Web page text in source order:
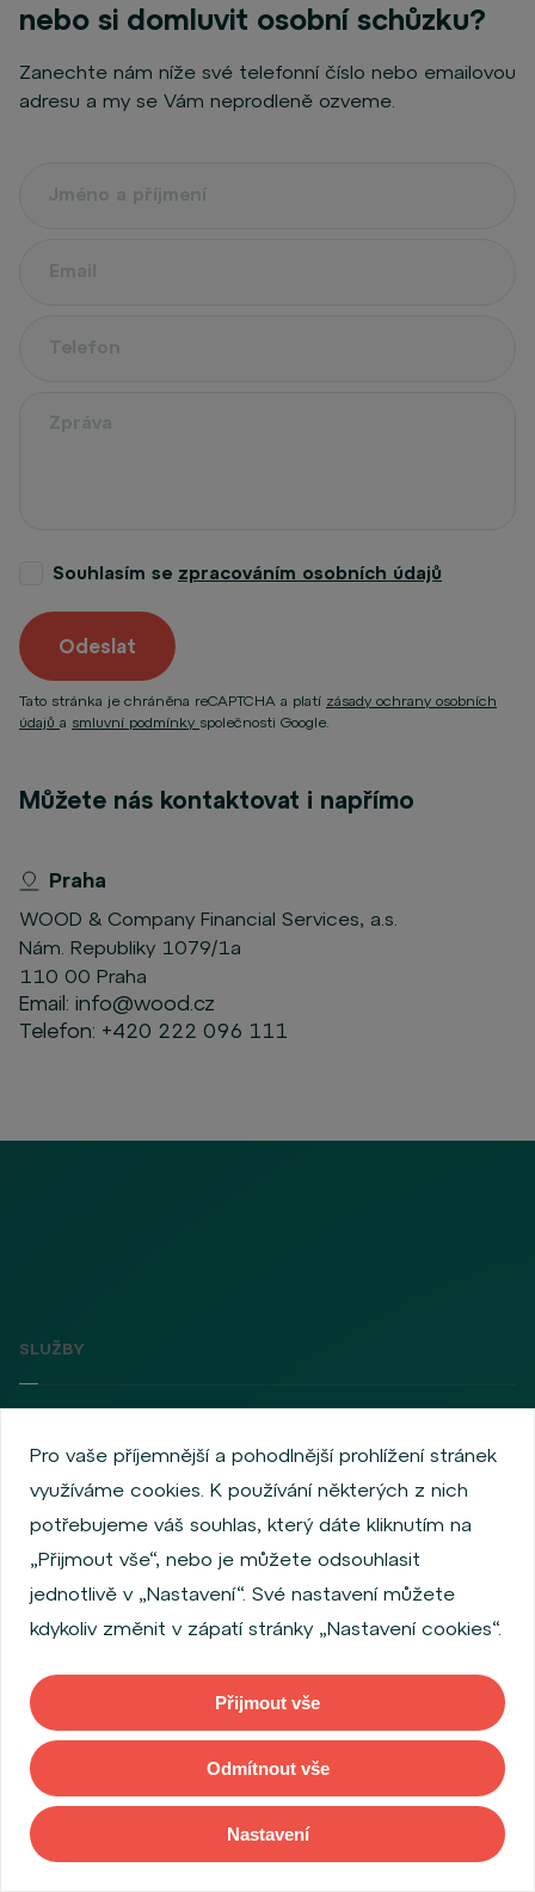
nebo si domluvit osobní schůzku?
Zanechte nám níže své telefonní číslo nebo emailovou
adresu a my se Vám neprodleně ozveme.
Odeslat
Souhlasím se zpracováním osobních údajů
Tato stránka je chráněna reCAPTCHA a platí zásady ochrany osobních
údajů a smluvní podmínky společnosti Google.
Můžete nás kontaktovat i napřímo
Praha
WOOD & Company Financial Services, a.s.
Nám. Republiky 1079/1a
110 00 Praha
Email: info@wood.cz
Telefon: +420 222 096 111
SLUŽBY
Asset Management
Family Office Advisory
Investment Banking
Markets
Real Estate
Venture Investments
PRODUKTY
Dluhopisy
Fondy
Investiční certifikáty
WOOD SPAC
Pro vaše příjemnější a pohodlnější prohlížení stránek
využíváme cookies. K používání některých z nich
potřebujeme váš souhlas, který dáte kliknutím na
„Přijmout vše“, nebo je můžete odsouhlasit
jednotlivě v „Nastavení“. Své nastavení můžete
kdykoliv změnit v zápatí stránky „Nastavení cookies“.
Nastavení
Odmítnout vše
Přijmout vše